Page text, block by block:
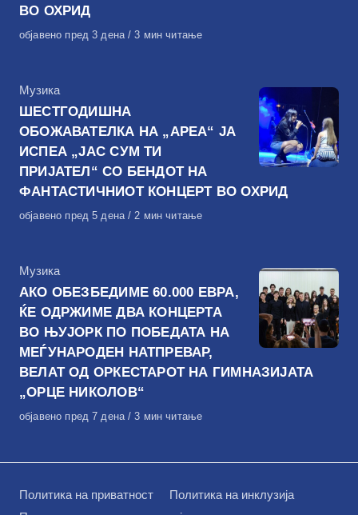
ВО ОХРИД
Објавено
објавено пред 3 дена 3 мин читање
КАтегорија
Музика
ШЕСТГОДИШНА
ОБОЖАВАТЕЛКА НА „АРЕА“ ЈА
ИСПЕА „ЈАС СУМ ТИ
ПРИЈАТЕЛ“ СО БЕНДОТ НА
ФАНТАСТИЧНИОТ КОНЦЕРТ ВО ОХРИД
Објавено
објавено пред 5 дена 2 мин читање
КАтегорија
Музика
АКО ОБЕЗБЕДИМЕ 60.000 ЕВРА,
ЌЕ ОДРЖИМЕ ДВА КОНЦЕРТА
ВО ЊУЈОРК ПО ПОБЕДАТА НА
МЕЃУНАРОДЕН НАТПРЕВАР,
ВЕЛАТ ОД ОРКЕСТАРОТ НА ГИМНАЗИЈАТА
„ОРЦЕ НИКОЛОВ“
Објавено
објавено пред 7 дена 3 мин читање
Политика на приватност
Политика на инклузија